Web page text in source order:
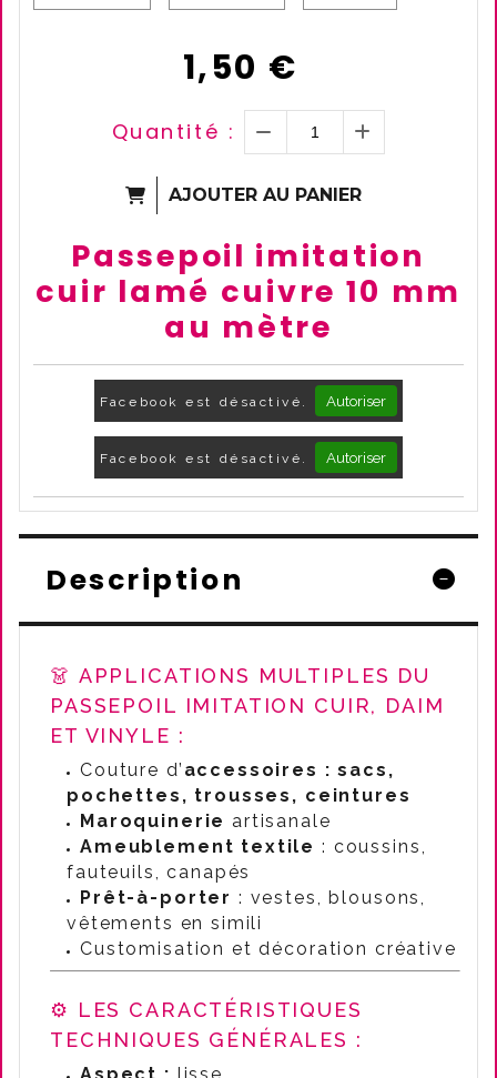
1,50 €
Quantité :
AJOUTER AU PANIER
Passepoil imitation
cuir lamé cuivre 10 mm
au mètre
Facebook est désactivé. Autoriser
Facebook est désactivé. Autoriser
Description
👗 APPLICATIONS MULTIPLES DU
PASSEPOIL IMITATION CUIR, DAIM
ET VINYLE :
Couture d’ accessoires : sacs,
pochettes, trousses, ceintures
Maroquinerie artisanale
Ameublement textile : coussins,
fauteuils, canapés
Prêt-à-porter : vestes, blousons,
vêtements en simili
Customisation et décoration créative
⚙️ LES CARACTÉRISTIQUES
TECHNIQUES GÉNÉRALES :